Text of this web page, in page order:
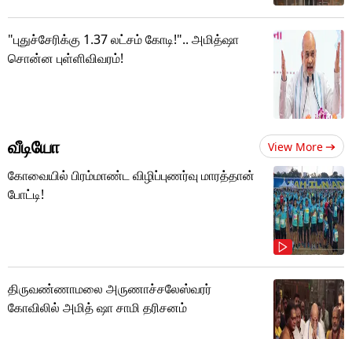
"புதுச்சேரிக்கு 1.37 லட்சம் கோடி!".. அமித்ஷா
சொன்ன புள்ளிவிவரம்!
வீடியோ View More
கோவையில் பிரம்மாண்ட விழிப்புணர்வு மாரத்தான்
போட்டி!
திருவண்ணாமலை அருணாச்சலேஸ்வரர்
கோவிலில் அமித் ஷா சாமி தரிசனம்